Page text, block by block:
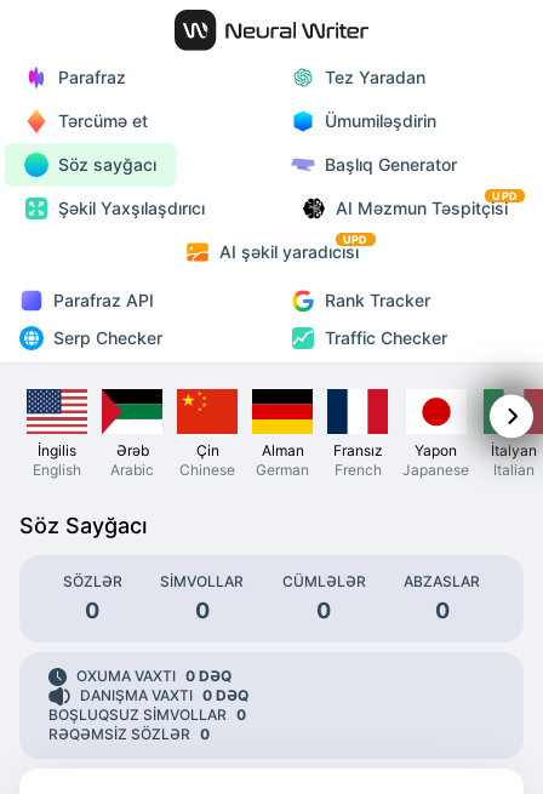
Parafraz Tez Yaradan
Tərcümə et Ümumiləşdirin
Söz sayğacı Başlıq Generator
Şəkil Yaxşılaşdırıcı AI Məzmun Təspitçisi
UPD
AI şəkil yaradıcısı
UPD
Parafraz API
Rank Tracker
Serp Checker
Traffic Checker
İngilis
English
Ərəb
Arabic
Çin
Chinese
Alman
German
Fransız
French
Yapon
Japanese
İtalyan
Italian
Söz Sayğacı
SÖZLƏR
0
SIMVOLLAR
0
CÜMLƏLƏR
0
ABZASLAR
0
OXUMA VAXTI 0 DƏQ
DANIŞMA VAXTI 0 DƏQ
BOŞLUQSUZ SIMVOLLAR 0
RƏQƏMSIZ SÖZLƏR 0